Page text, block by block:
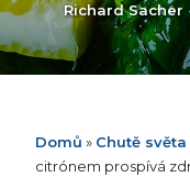
Richard Sacher
Domů » Chutě světa
citrónem prospívá